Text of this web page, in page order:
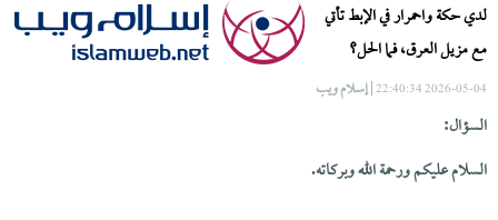
لدي حكة واحمرار في الإبط تأتي
مع مزيل العرق، فما الحل؟
2026-05-04 22:40:34 | إسلام ويب
السؤال:
السلام عليكم ورحمة الله وبركاته.